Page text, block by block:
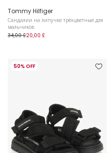
Tommy Hilfiger
Сандалии на липучке трёхцветные для
мальчиков
34,00 £20,00 £
50% OFF